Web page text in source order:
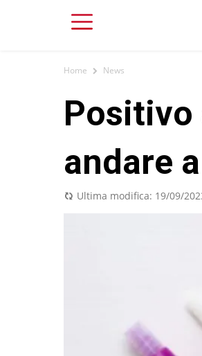
Home News
Positivo
andare
Ultima modifica: 19/09/